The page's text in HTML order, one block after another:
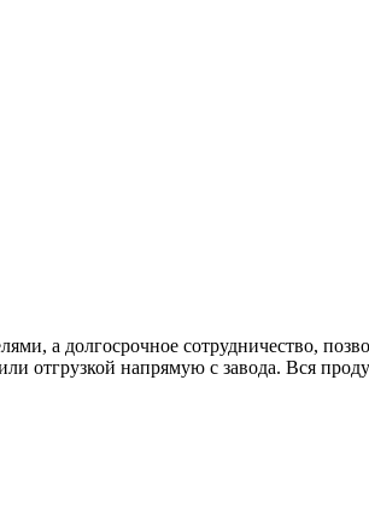
а долгосрочное сотрудничество,
отгрузкой напрямую с завода. Вся